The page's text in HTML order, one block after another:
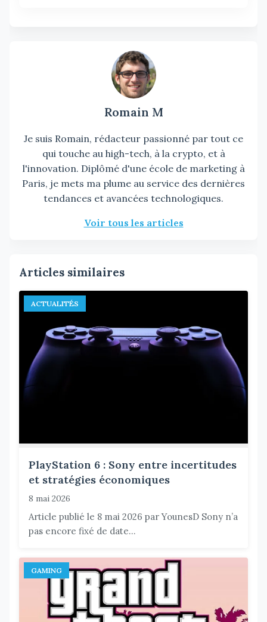
Romain M
Je suis Romain, rédacteur passionné par tout ce
qui touche au high-tech, à la crypto, et à
l'innovation. Diplômé d'une école de marketing à
Paris, je mets ma plume au service des dernières
tendances et avancées technologiques.
Voir tous les articles
Articles similaires
ACTUALITÉS
PlayStation 6 : Sony entre incertitudes
et stratégies économiques
8 mai 2026
Article publié le 8 mai 2026 par YounesD Sony n’a
pas encore fixé de date...
GAMING